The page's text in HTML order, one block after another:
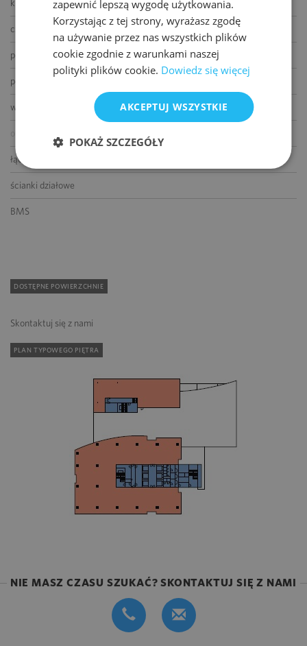
klimatyzacja
czujniki dymu i ciepła
podnoszone podłogi
podwieszane sufity
wykładziny
łącze światłowodowe
ścianki działowe
BMS
DOSTĘPNE POWIERZCHNIE
Skontaktuj się z nami
PLAN TYPOWEGO PIĘTRA
NIE MASZ CZASU SZUKAĆ? SKONTAKTUJ SIĘ Z NAMI
zapewnić lepszą wygodę użytkowania.
Korzystając z tej strony, wyrażasz zgodę
na używanie przez nas wszystkich plików
cookie zgodnie z warunkami naszej
polityki plików cookie. Dowiedz się więcej
AKCEPTUJ WSZYSTKIE
POKAŻ SZCZEGÓŁY